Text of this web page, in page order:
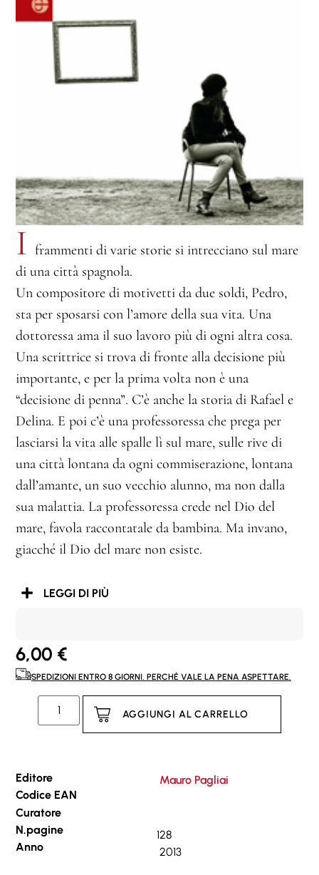
I frammenti di varie storie si intrecciano sul mare
di una città spagnola.
Un compositore di motivetti da due soldi, Pedro,
sta per sposarsi con l’amore della sua vita. Una
dottoressa ama il suo lavoro più di ogni altra cosa.
Una scrittrice si trova di fronte alla decisione più
importante, e per la prima volta non è una
“decisione di penna”. C’è anche la storia di Rafael e
Delina. E poi c’è una professoressa che prega per
lasciarsi la vita alle spalle lì sul mare, sulle rive di
una città lontana da ogni commiserazione, lontana
dall’amante, un suo vecchio alunno, ma non dalla
sua malattia. La professoressa crede nel Dio del
mare, favola raccontatale da bambina. Ma invano,
giacché il Dio del mare non esiste.
LEGGI DI PIÙ
6,00 €
SPEDIZIONI ENTRO 8 GIORNI. PERCHÉ VALE LA PENA ASPETTARE.
AGGIUNGI AL CARRELLO
Editore
Mauro Pagliai
Codice EAN
Curatore
N.pagine
128
Anno
2013